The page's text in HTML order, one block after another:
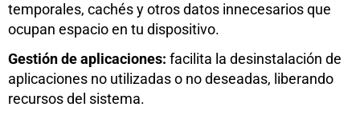
temporales, cachés y otros datos innecesarios que
ocupan espacio en tu dispositivo.
Gestión de aplicaciones: facilita la desinstalación de
aplicaciones no utilizadas o no deseadas, liberando
recursos del sistema.